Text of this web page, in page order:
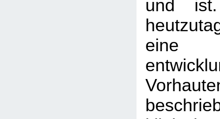
und
eine